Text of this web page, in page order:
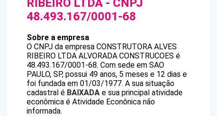
RIBEIRO LTDA - CNPJ
48.493.167/0001-68
Sobre a empresa
O CNPJ da empresa CONSTRUTORA ALVES
RIBEIRO LTDA ALVORADA CONSTRUCOES é
48.493.167/0001-68. Com sede em SAO
PAULO, SP, possui 49 anos, 5 meses e 12 dias e
foi fundada em 01/03/1977. A sua situação
cadastral é BAIXADA e sua principal atividade
econômica é Atividade Econônica não
informada.